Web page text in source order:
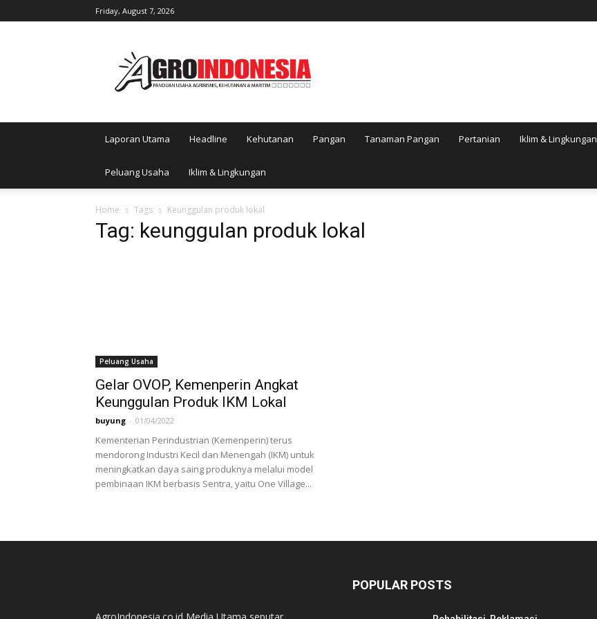
Friday, August 7, 2026
Laporan Utama Headline Kehutanan Pangan Tanaman Pangan Pertanian Iklim & Lingkungan
Peluang Usaha Iklim & Lingkungan
Home Tags Keunggulan produk lokal
Tag: keunggulan produk lokal
Peluang Usaha
Gelar OVOP, Kemenperin Angkat
Keunggulan Produk IKM Lokal
buyung - 01/04/2022
Kementerian Perindustrian (Kemenperin) terus
mendorong Industri Kecil dan Menengah (IKM) untuk
meningkatkan daya saing produknya melalui model
pembinaan IKM berbasis Sentra, yaitu One Village...
POPULAR POSTS